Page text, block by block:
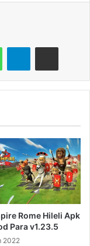
WhatsAppTelegramE-Posta ile paylaş
Rome Hileli Apk
Para v1.23.5
2022